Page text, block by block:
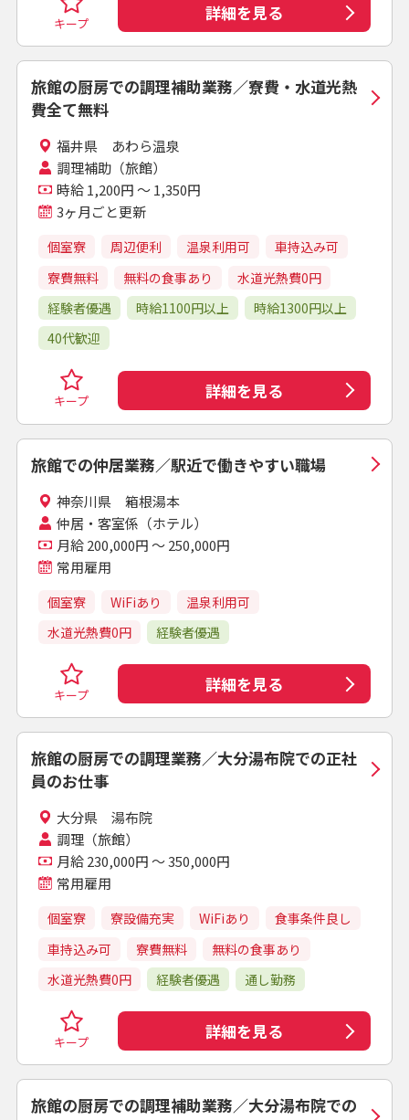
キープ 詳細を見る
旅館の厨房での調理補助業務／寮費・水道光熱
費全て無料
福井県 あわら温泉
調理補助（旅館）
時給 1,200円 ～ 1,350円
3ヶ月ごと更新
個室寮 周辺便利 温泉利用可
車持込み可
寮費無料
無料の食事あり
水道光熱費0円
経験者優遇
時給1100円以上
時給1300円以上
40代歓迎
キープ 詳細を見る
旅館での仲居業務／駅近で働きやすい職場
神奈川県 箱根湯本
仲居・客室係（ホテル）
月給 200,000円 ～ 250,000円
常用雇用
個室寮 WiFiあり
温泉利用可
水道光熱費0円
経験者優遇
キープ 詳細を見る
旅館の厨房での調理業務／大分湯布院での正社
員のお仕事
大分県 湯布院
調理（旅館）
月給 230,000円 ～ 350,000円
常用雇用
個室寮 寮設備充実 WiFiあり
食事条件良し
車持込み可
寮費無料
無料の食事あり
水道光熱費0円
経験者優遇 通し勤務
キープ 詳細を見る
旅館の厨房での調理補助業務／大分湯布院での